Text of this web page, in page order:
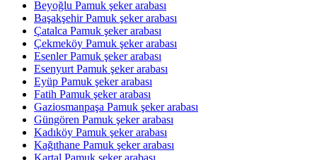
Beyoğlu Pamuk şeker arabası
Başakşehir Pamuk şeker arabası
Çatalca Pamuk şeker arabası
Çekmeköy Pamuk şeker arabası
Esenler Pamuk şeker arabası
Esenyurt Pamuk şeker arabası
Eyüp Pamuk şeker arabası
Fatih Pamuk şeker arabası
Gaziosmanpaşa Pamuk şeker arabası
Güngören Pamuk şeker arabası
Kadıköy Pamuk şeker arabası
Kağıthane Pamuk şeker arabası
Kartal Pamuk şeker arabası